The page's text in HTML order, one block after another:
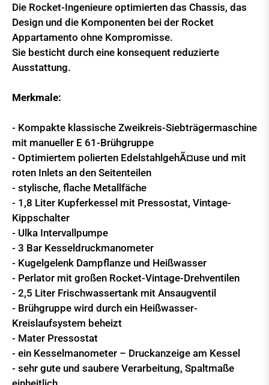
Die Rocket-Ingenieure optimierten das Chassis, das
Design und die Komponenten bei der Rocket
Appartamento ohne Kompromisse.
Sie besticht durch eine konsequent reduzierte
Ausstattung.
Merkmale:
- Kompakte klassische Zweikreis-Siebträgermaschine
mit manueller E 61-Brühgruppe
- Optimiertem polierten EdelstahlgehÃ¤use und mit
roten Inlets an den Seitenteilen
- stylische, flache Metallfäche
- 1,8 Liter Kupferkessel mit Pressostat, Vintage-
Kippschalter
- Ulka Intervallpumpe
- 3 Bar Kesseldruckmanometer
- Kugelgelenk Dampflanze und Heißwasser
- Perlator mit großen Rocket-Vintage-Drehventilen
- 2,5 Liter Frischwassertank mit Ansaugventil
- Brühgruppe wird durch ein Heißwasser-
Kreislaufsystem beheizt
- Mater Pressostat
- ein Kesselmanometer – Druckanzeige am Kessel
- sehr gute und saubere Verarbeitung, Spaltmaße